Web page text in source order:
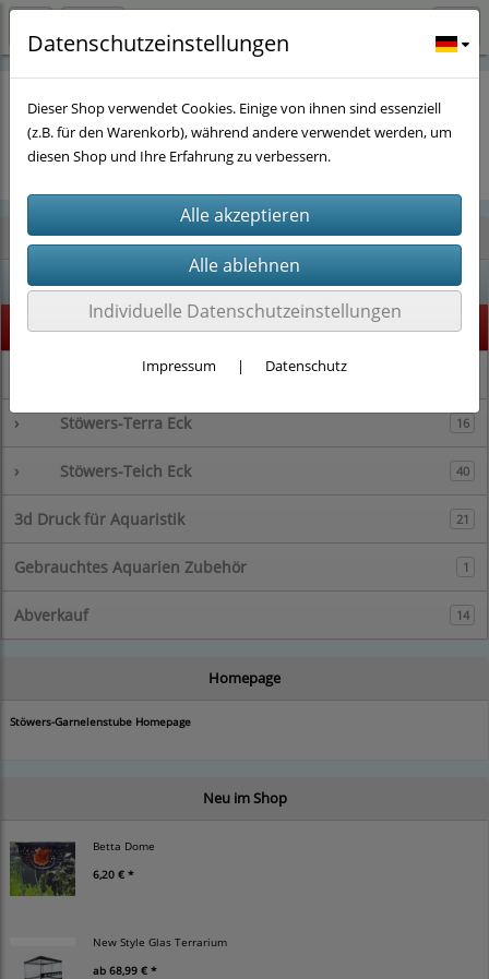
Kategorien
% SALE %
Highlight 73
Stöwers-Garnelenstube
› Stöwers-Terra Eck 16
› Stöwers-Teich Eck 40
3d Druck für Aquaristik 21
Gebrauchtes Aquarien Zubehör 1
Abverkauf 14
Homepage
Stöwers-Garnelenstube Homepage
Neu im Shop
Betta Dome
6,20 € *
New Style Glas Terrarium
ab 68,99 € *
Es wurden leider keine Produkte gefunden.
Datenschutzeinstellungen
Dieser Shop verwendet Cookies. Einige von ihnen sind essenziell
(z.B. für den Warenkorb), während andere verwendet werden, um
diesen Shop und Ihre Erfahrung zu verbessern.
Individuelle Datenschutzeinstellungen
Impressum | Datenschutz